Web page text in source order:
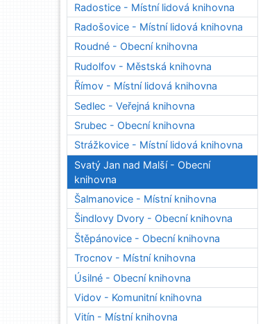
Radostice - Místní lidová knihovna
Radošovice - Místní lidová knihovna
Roudné - Obecní knihovna
Rudolfov - Městská knihovna
Římov - Místní lidová knihovna
Sedlec - Veřejná knihovna
Srubec - Obecní knihovna
Strážkovice - Místní lidová knihovna
Svatý Jan nad Malší - Obecní
knihovna
Šalmanovice - Místní knihovna
Šindlovy Dvory - Obecní knihovna
Štěpánovice - Obecní knihovna
Trocnov - Místní knihovna
Úsilné - Obecní knihovna
Vidov - Komunitní knihovna
Vitín - Místní knihovna